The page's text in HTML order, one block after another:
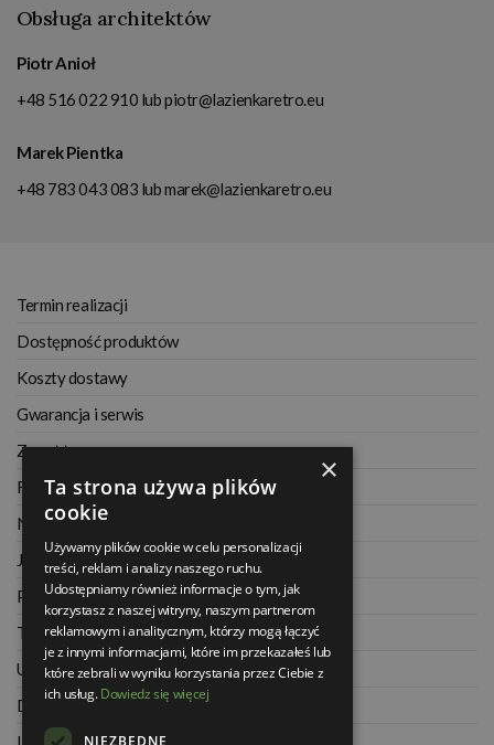
Obsługa architektów
Piotr Anioł
+48 516 022 910 lubpiotr@lazienkaretro.eu
Marek Pientka
+48 783 043 083 lubmarek@lazienkaretro.eu
Termin realizacji
Dostępność produktów
Koszty dostawy
Gwarancja i serwis
Zwrot towaru
Regulamin
Najczęściej zadawane pytania
Jak kupować na raty
Polityka prywatności
Twoje zamówienia
Ustawienia konta
Dane kontaktowe
×
Ta strona używa plików
cookie
Używamy plików cookie w celu personalizacji
treści, reklam i analizy naszego ruchu.
Udostępniamy również informacje o tym, jak
korzystasz z naszej witryny, naszym partnerom
reklamowym i analitycznym, którzy mogą łączyć
je z innymi informacjami, które im przekazałeś lub
które zebrali w wyniku korzystania przez Ciebie z
ich usług.Dowiedz się więcej
NIEZBĘDNE